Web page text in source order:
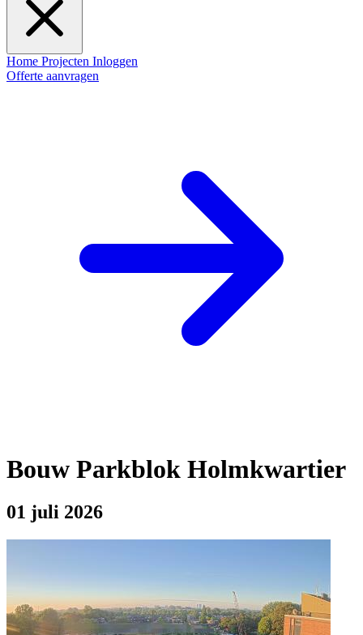
Home Projecten Inloggen
Offerte aanvragen
Bouw Parkblok Holmkwartier
01 juli 2026